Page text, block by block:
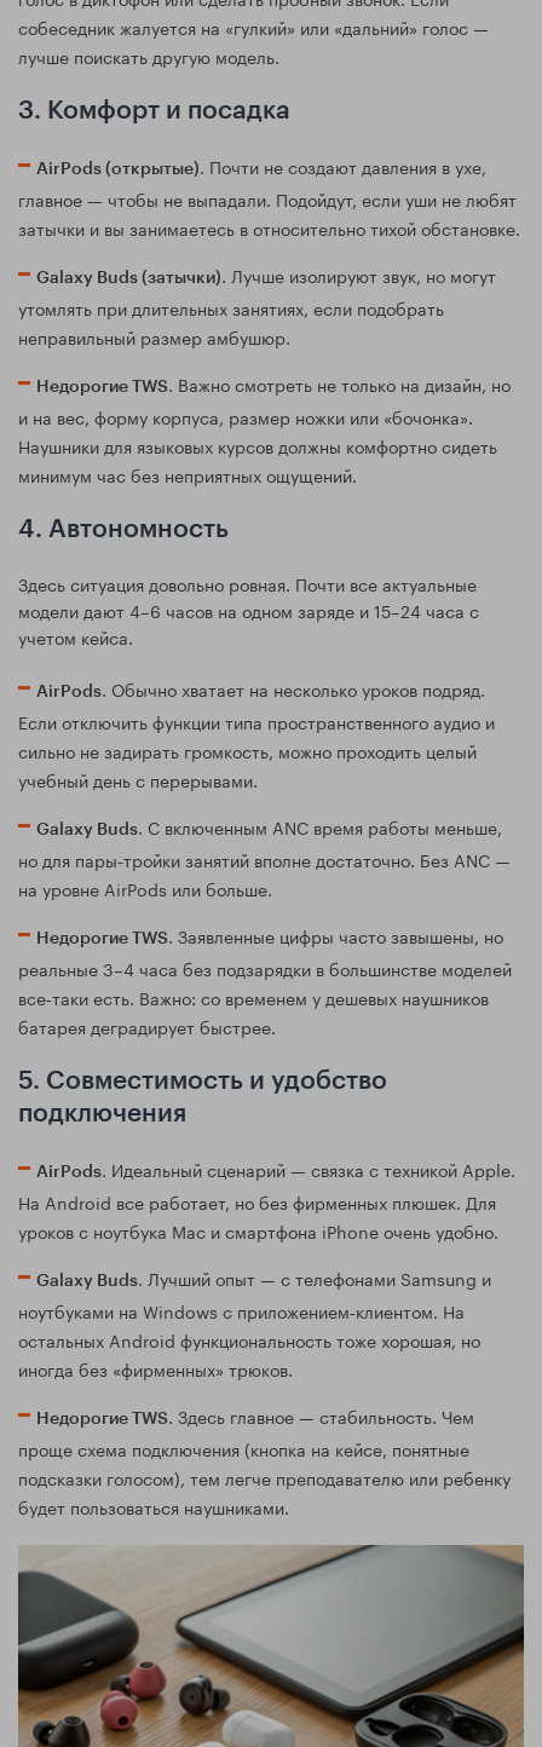
собеседник жалуется на «гулкий» или «дальний» голос —
лучше поискать другую модель.
3. Комфорт и посадка
AirPods (открытые). Почти не создают давления в ухе,
главное — чтобы не выпадали. Подойдут, если уши не любят
затычки и вы занимаетесь в относительно тихой обстановке.
Galaxy Buds (затычки). Лучше изолируют звук, но могут
утомлять при длительных занятиях, если подобрать
неправильный размер амбушюр.
Недорогие TWS. Важно смотреть не только на дизайн, но
и на вес, форму корпуса, размер ножки или «бочонка».
Наушники для языковых курсов должны комфортно сидеть
минимум час без неприятных ощущений.
4. Автономность
Здесь ситуация довольно ровная. Почти все актуальные
модели дают 4–6 часов на одном заряде и 15–24 часа с
учетом кейса.
AirPods. Обычно хватает на несколько уроков подряд.
Если отключить функции типа пространственного аудио и
сильно не задирать громкость, можно проходить целый
учебный день с перерывами.
Galaxy Buds. С включенным ANC время работы меньше,
но для пары‑тройки занятий вполне достаточно. Без ANC —
на уровне AirPods или больше.
Недорогие TWS. Заявленные цифры часто завышены, но
реальные 3–4 часа без подзарядки в большинстве моделей
все‑таки есть. Важно: со временем у дешевых наушников
батарея деградирует быстрее.
5. Совместимость и удобство
подключения
AirPods. Идеальный сценарий — связка с техникой Apple.
На Android все работает, но без фирменных плюшек. Для
уроков с ноутбука Mac и смартфона iPhone очень удобно.
Galaxy Buds. Лучший опыт — с телефонами Samsung и
ноутбуками на Windows с приложением‑клиентом. На
остальных Android функциональность тоже хорошая, но
иногда без «фирменных» трюков.
Недорогие TWS. Здесь главное — стабильность. Чем
проще схема подключения (кнопка на кейсе, понятные
подсказки голосом), тем легче преподавателю или ребенку
будет пользоваться наушниками.